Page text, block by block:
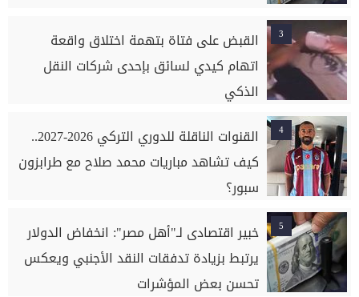
3
القبض على فتاة بتهمة اختلاق واقعة
اتهام كيدي لسائق بإحدى شركات النقل
الذكي
4
القنوات الناقلة للدوري التركي 2026-2027..
كيف تشاهد مباريات محمد صلاح مع طرابزون
سبور؟
5
خبير اقتصادى لـ"أهل مصر": انخفاض الدولار
يرتبط بزيادة تدفقات النقد الأجنبي ويعكس
تحسن بعض المؤشرات